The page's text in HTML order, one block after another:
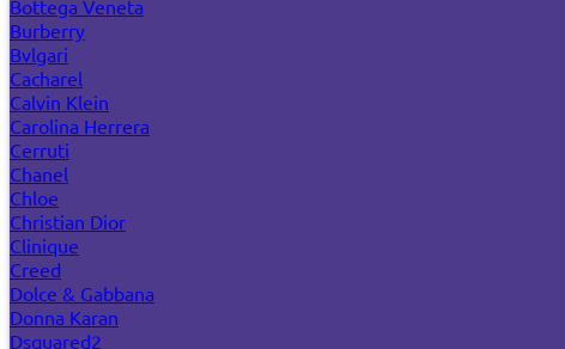
Bottega Veneta
Burberry
Bvlgari
Cacharel
Calvin Klein
Carolina Herrera
Cerruti
Chanel
Chloe
Christian Dior
Clinique
Creed
Dolce & Gabbana
Donna Karan
Dsquared2